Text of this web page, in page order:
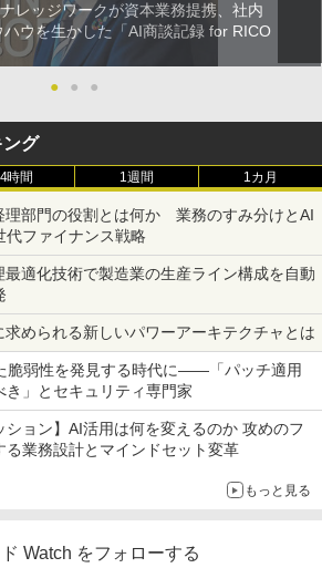
レッジワークが資本業務提携、社内
ウを生かした「AI商談記録 for RICO
●
● ●
グ
時間 1週間 1カ月
理部門の役割とは何か 業務のすみ分けとAI
代ファイナンス戦略
最適化技術で製造業の生産ライン構成を自動
められる新しいパワーアーキテクチャとは
脆弱性を発見する時代に――「パッチ適用
き」とセキュリティ専門家
ション】AI活用は何を変えるのか 攻めのフ
る業務設計とマインドセット変革
もっと見る
Watch をフォローする